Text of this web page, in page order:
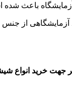
باعث
آزمایشگاهی از
جهت خرید انواع